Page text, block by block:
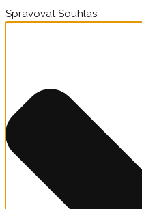
Spravovat Souhlas